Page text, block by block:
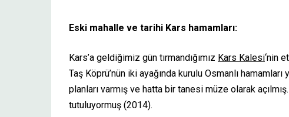
Eski mahalle ve tarihi Kars hamamları:
Kars’a geldiğimiz gün tırmandığımız Kars Kalesi‘nin
Taş Köprü’nün iki ayağında kurulu Osmanlı
planları varmış ve hatta bir tanesi müze olarak
tutuluyormuş (2014).